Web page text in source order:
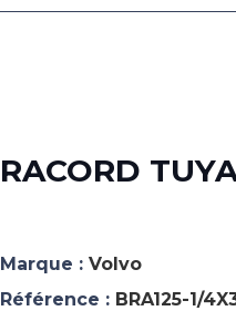
RACORD
Marque : Volvo
Référence : BRA125-1/